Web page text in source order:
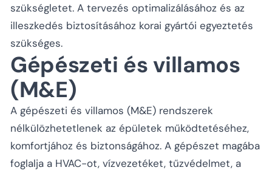
szükségletet. A tervezés optimalizálásához és az
illeszkedés biztosításához korai gyártói egyeztetés
szükséges.
Gépészeti és villamos
(M&E)
A gépészeti és villamos (M&E) rendszerek
nélkülözhetetlenek az épületek működtetéséhez,
komfortjához és biztonságához. A gépészet magába
foglalja a HVAC-ot, vízvezetéket, tűzvédelmet, a